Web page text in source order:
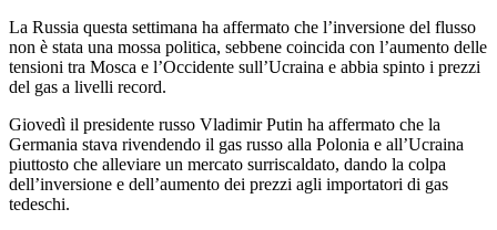
La Russia questa settimana ha affermato che l’inversione del flusso
non è stata una mossa politica, sebbene coincida con l’aumento delle
tensioni tra Mosca e l’Occidente sull’Ucraina e abbia spinto i prezzi
del gas a livelli record.
Giovedì il presidente russo Vladimir Putin ha affermato che la
Germania stava rivendendo il gas russo alla Polonia e all’Ucraina
piuttosto che alleviare un mercato surriscaldato, dando la colpa
dell’inversione e dell’aumento dei prezzi agli importatori di gas
tedeschi.